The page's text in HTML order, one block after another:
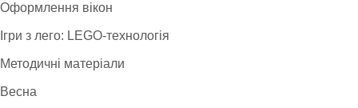
Оформлення вікон
Ігри з лего: LEGO-технологія
Методичні матеріали
Весна